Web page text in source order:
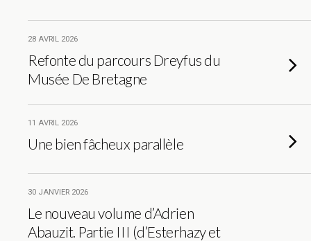
28 AVRIL 2026
Refonte du parcours Dreyfus du
Musée De Bretagne
11 AVRIL 2026
Une bien fâcheux parallèle
30 JANVIER 2026
Le nouveau volume d’Adrien
Abauzit. Partie III (d’Esterhazy et